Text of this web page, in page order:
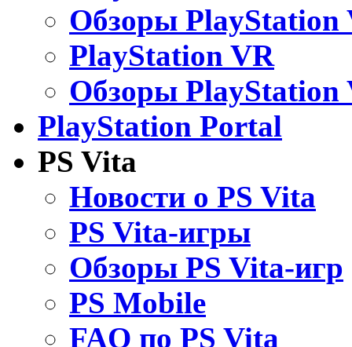
Обзоры PlayStation
PlayStation VR
Обзоры PlayStation
PlayStation Portal
PS Vita
Новости о PS Vita
PS Vita-игры
Обзоры PS Vita-игр
PS Mobile
FAQ по PS Vita